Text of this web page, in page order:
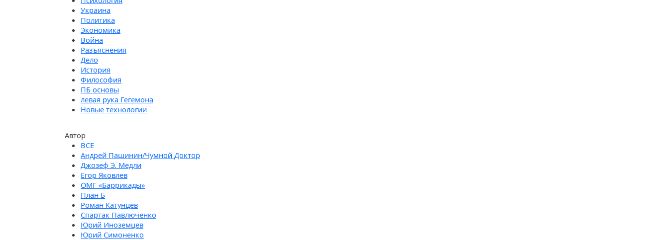
Украина
Политика
Экономика
Война
Разъяснения
Дело
История
Философия
ПБ основы
левая рука Гегемона
Новые технологии
Автор
Андрей Пашинин/Чумной Доктор
Джозеф Э. Медли
Егор Яковлев
ОМГ «Баррикады»
План Б
Роман Катунцев
Спартак Павлюченко
Юрий Иноземцев
Юрий Симоненко